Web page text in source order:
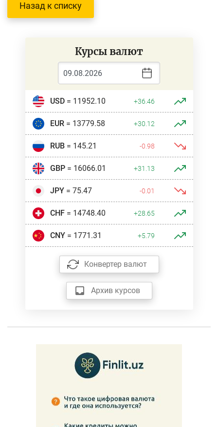
Назад к списку
Курсы валют
USD= 11952.10 +36.46
EUR= 13779.58 +30.12
RUB= 145.21 -0.98
GBP= 16066.01 +31.13
JPY= 75.47 -0.01
CHF= 14748.40 +28.65
CNY= 1771.31 +5.79
Конвертер валют
Архив курсов